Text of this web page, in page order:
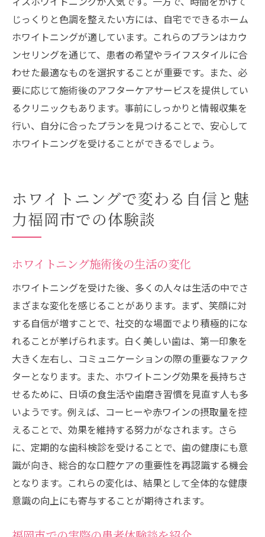
じっくりと色調を整えたい方には、自宅でできるホーム
ホワイトニングが適しています。これらのプランはカウ
ンセリングを通じて、患者の希望やライフスタイルに合
わせた最適なものを選択することが重要です。また、必
要に応じて施術後のアフターケアサービスを提供してい
るクリニックもあります。事前にしっかりと情報収集を
行い、自分に合ったプランを見つけることで、安心して
ホワイトニングを受けることができるでしょう。
ホワイトニングで変わる自信と魅
力福岡市での体験談
ホワイトニング施術後の生活の変化
ホワイトニングを受けた後、多くの人々は生活の中でさ
まざまな変化を感じることがあります。まず、笑顔に対
する自信が増すことで、社交的な場面でより積極的にな
れることが挙げられます。白く美しい歯は、第一印象を
大きく左右し、コミュニケーションの際の重要なファク
ターとなります。また、ホワイトニング効果を長持ちさ
せるために、日頃の食生活や歯磨き習慣を見直す人も多
いようです。例えば、コーヒーや赤ワインの摂取量を控
えることで、効果を維持する努力がなされます。さら
に、定期的な歯科検診を受けることで、歯の健康にも意
識が向き、総合的な口腔ケアの重要性を再認識する機会
となります。これらの変化は、結果として全体的な健康
意識の向上にも寄与することが期待されます。